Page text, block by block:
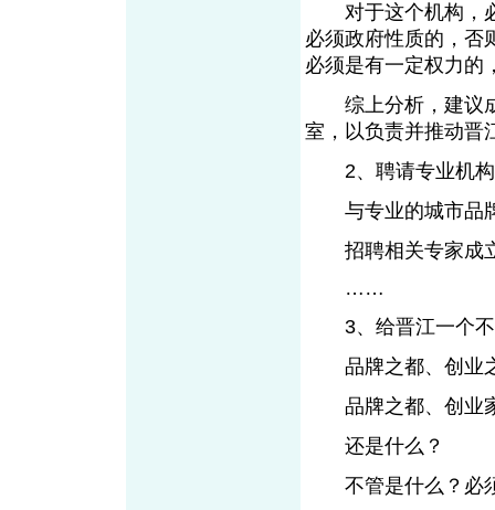
对于这个机构，必
必须政府性质的，否
必须是有一定权力的
综上分析，建议成
室，以负责并推动晋
2、聘请专业机构
与专业的城市品
招聘相关专家成立
……
3、给晋江一个不
品牌之都、创业
品牌之都、创业
还是什么？
不管是什么？必